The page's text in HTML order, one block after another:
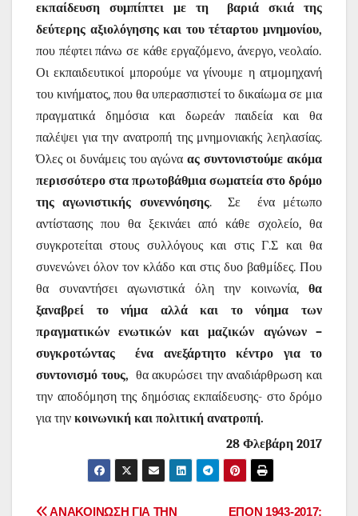
εκπαίδευση συμπίπτει με τη
βαριά σκιά της
δεύτερης αξιολόγησης και του τέταρτου μνημονίου,
που πέφτει πάνω σε κάθε εργαζόμενο, άνεργο, νεολαίο.
Οι εκπαιδευτικοί μπορούμε να γίνουμε η ατμομηχανή
του κινήματος, που θα υπερασπιστεί το δικαίωμα σε μια
πραγματικά δημόσια και δωρεάν παιδεία και θα
παλέψει για την ανατροπή της μνημονιακής λεηλασίας.
Όλες οι δυνάμεις του αγώναας συντονιστούμε ακόμα
περισσότερο στα πρωτοβάθμια σωματεία στο δρόμο
της αγωνιστικής συνεννόησης. Σε
ένα μέτωπο
αντίστασης που θα ξεκινάει από κάθε σχολείο, θα
συγκροτείται στους συλλόγους και στις Γ.Σ και θα
συνενώνει όλον τον κλάδο και στις δυο βαθμίδες. Που
θα συναντήσει αγωνιστικά όλη την κοινωνία, θα
ξαναβρεί το νήμα αλλά και το νόημα των
πραγματικών ενωτικών και μαζικών αγώνων –
συγκροτώντας
ένα ανεξάρτητο κέντρο για το
συντονισμό τους, θα ακυρώσει την αναδιάρθρωση και
την αποδόμηση της δημόσιας εκπαίδευσης- στο δρόμο
για την κοινωνική και πολιτική ανατροπή.
28 Φλεβάρη 2017
ΕΠΟΝ 1943-2017:
ΑΝΑΚΟΙΝΩΣΗ ΓΙΑ ΤΗΝ